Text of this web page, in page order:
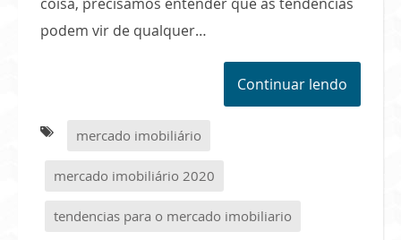
podem vir de qualquer…
Continuar lendo
mercado imobiliário
mercado imobiliário 2020
tendencias para o mercado imobiliario